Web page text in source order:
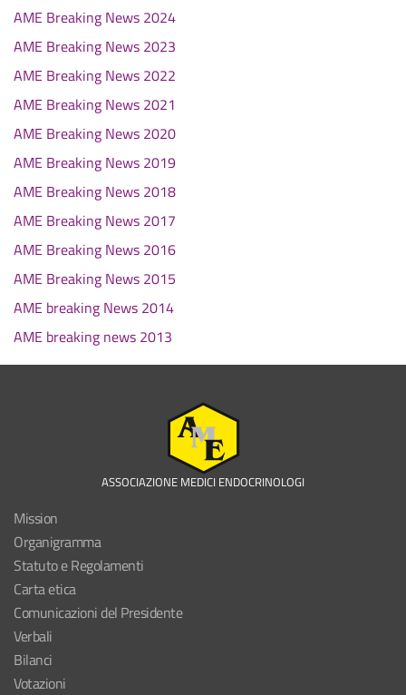
AME Breaking News 2024
AME Breaking News 2023
AME Breaking News 2022
AME Breaking News 2021
AME Breaking News 2020
AME Breaking News 2019
AME Breaking News 2018
AME Breaking News 2017
AME Breaking News 2016
AME Breaking News 2015
AME breaking News 2014
AME breaking news 2013
ASSOCIAZIONE MEDICI ENDOCRINOLOGI
Mission
Organigramma
Statuto e Regolamenti
Carta etica
Comunicazioni del Presidente
Verbali
Bilanci
Votazioni